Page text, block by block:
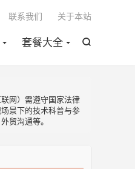

套餐大全
联系我们 关于本站
网）需遵守国家法律
景下的技术科普与参
贸沟通等。